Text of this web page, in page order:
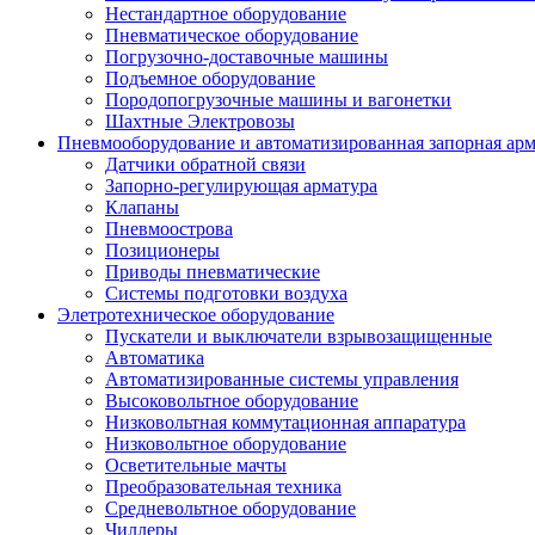
Нестандартное оборудование
Пневматическое оборудование
Погрузочно-доставочные машины
Подъемное оборудование
Породопогрузочные машины и вагонетки
Шахтные Электровозы
Пневмооборудование и автоматизированная запорная
Датчики обратной связи
Запорно-регулирующая арматура
Клапаны
Пневмоострова
Позиционеры
Приводы пневматические
Системы подготовки воздуха
Элетротехническое оборудование
Пускатели и выключатели взрывозащищенные
Автоматика
Автоматизированные системы управления
Высоковольтное оборудование
Низковольтная коммутационная аппаратура
Низковольтное оборудование
Осветительные мачты
Преобразовательная техника
Средневольтное оборудование
Чиллеры